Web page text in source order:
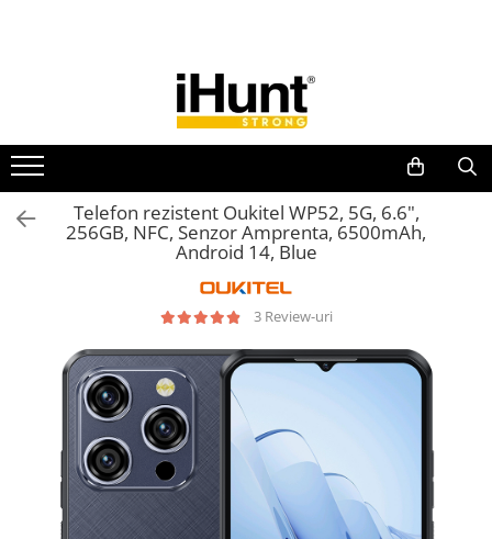
TELEFOANE & TABLETE IHUNT
Telefoane iHunt
Smartphone
Telefoane Rezistente
Telefoane Butoane
Huse protectie
Smartwatch
Accesorii smartwatch
ELECTROCASNICE
Aparate de Gătit
Oală sub Presiune
Telefon rezistent Oukitel WP52, 5G, 6.6",
256GB, NFC, Senzor Amprenta, 6500mAh,
Android 14, Blue
3 Review-uri